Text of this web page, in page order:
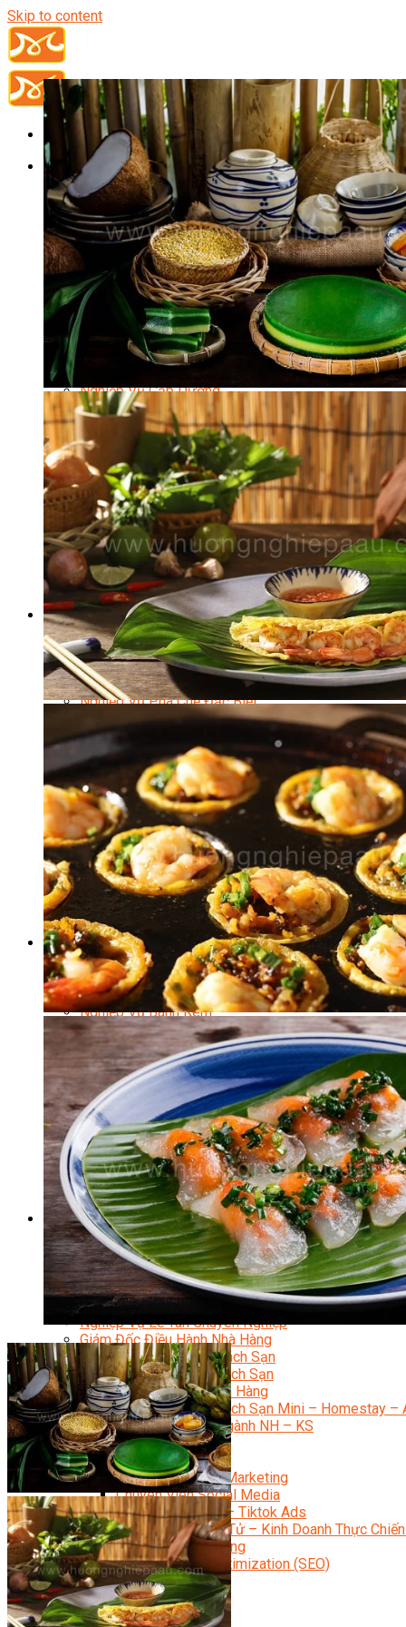
Skip to content
Đầu Bếp
Bếp Trưởng Điều Hành
Nghiệp Vụ Bếp Trưởng
Nghiệp Vụ Bếp Quốc Tế
Nghiệp Vụ Bếp Trưởng Bếp Việt
Nghiệp Vụ Bếp Trưởng Bếp Âu
Nghiệp Vụ Bếp Trưởng Bếp Á
Nghiệp Vụ Bếp Trưởng Bếp Nhật
Nghiệp Vụ Bếp Trưởng Bếp Hoa
Nghiệp Vụ Bếp Hàn
Nghiệp Vụ Bếp Thái
Nghiệp Vụ Bếp Chay
Nghiệp Vụ Cấp Dưỡng
Nghiệp Vụ Bếp Phụ
Điểm Tâm Hồng Kông
Eat Clean
Food Stylist
Master Class
Bếp Gia Đình
Học Nấu Ăn Mở Quán
Chuyên Đề Bếp Nóng
Khởi Sự Kinh Doanh Ngành F&B
Khởi Sự Kinh Doanh Nhà Hàng
Bí Quyết Kinh Doanh và Vận Hành Mô Hình Ẩm Thực
Video Dạy Nấu Ăn
Pha Chế
Nghiệp Vụ Bar Trưởng
Nghiệp Vụ Bartender Chuyên Nghiệp
Nghiệp Vụ Barista Chuyên Nghiệp
Nghiệp Vụ Flair Bartending Chuyên Nghiệp
Nghiệp Vụ Pha Chế Đặc Biệt
Nghiệp Vụ Pha Chế Tổng Hợp
Nghiệp Vụ Quản Lý Bar
Chuyên Gia Cà Phê
Cà Phê Pha Máy
Khởi Sự Kinh Doanh Cafe – Chuỗi Cafe
Bí Quyết Khởi Nghiệp Mô Hình Đồ Uống
Kinh Doanh Mô Hình Đồ Uống Thịnh Hành
Kinh Doanh Chuỗi Và Nhượng Quyền
Tiếng Anh Chuyên Ngành Pha Chế
Học Làm Kem
Học Pha Chế Trà Sữa
Chuyên Đề Pha Chế
Video Dạy Pha Chế
Làm Bánh
Nghiệp Vụ Bếp Trưởng Bếp Bánh
Nghiệp Vụ Bếp Bánh Quốc Tế
Nghiệp Vụ Quản Lý Bếp Bánh
Nghiệp Vụ Bánh Kem
Bánh Việt
Bánh Nhật
Bánh Mì Nâng Cao
Bánh Đài Loan
Bánh Ngắn Hạn
Bánh Kinh Doanh
Handmade Mini Cake
Master Class
Bí Quyết Kinh Doanh Và Vận Hành Mô Hình Bánh
Chuyên Đề Bếp Bánh
Video Dạy Làm Bánh
Quản Trị NHKS
Quản Trị Nhà Hàng Khách Sạn Quốc Tế
Nghiệp Vụ Quản Lý NH-KS
Quản Lý Nhà Hàng Chuyên Nghiệp
Quản Lý Khách Sạn Chuyên Nghiệp
Nghiệp Vụ Quản Lý Nhà Hàng
Nghiệp Vụ Lễ Tân Chuyên Nghiệp
Giám Đốc Điều Hành Nhà Hàng
Tiếng Anh Nhà Hàng Khách Sạn
Khởi Sự Kinh Doanh Khách Sạn
Khởi Sự Kinh Doanh Nhà Hàng
Khởi Sự Kinh Doanh Khách Sạn Mini – Homestay –
Kiến Thức & Kỹ Năng Ngành NH – KS
Marketing
Digital Marketing
Giám Đốc Digital Marketing
Chuyên Viên Social Media
Tiktok Marketing – Tiktok Ads
Thương Mại Điện Tử – Kinh Doanh Thực
Facebook Marketing
Search Engine Optimization (SEO)
Quản Trị Fanpage
Facebook Ads
Google Ads